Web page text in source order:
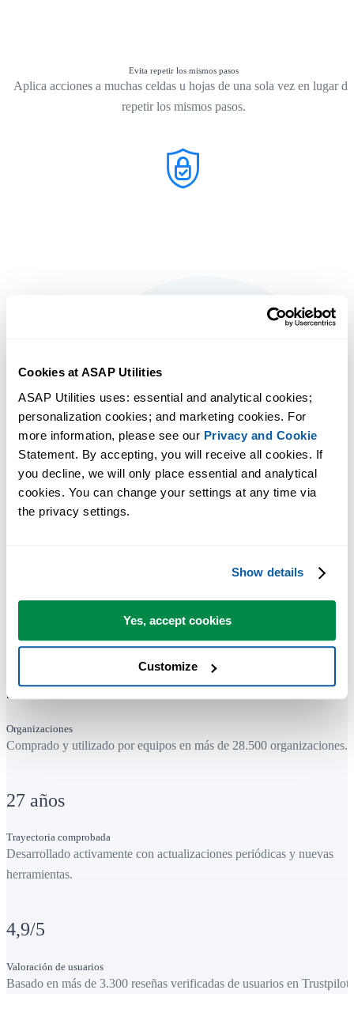
Cookies at ASAP Utilities
ASAP Utilities uses: essential and analytical cookies;
personalization cookies; and marketing cookies. For
more information, please see our Privacy and Cookie
Statement. By accepting, you will receive all cookies. If
you decline, we will only place essential and analytical
cookies. You can change your settings at any time via
the privacy settings.
Show details
Yes, accept cookies
Customize
Evita repetir los mismos pasos
Aplica acciones a muchas celdas u hojas de una sola vez en lugar de
repetir los mismos pasos.
siempre sepas qué esperar.
28.500+
Organizaciones
Comprado y utilizado por equipos en más de 28.500 organizaciones.
27 años
Trayectoria comprobada
Desarrollado activamente con actualizaciones periódicas y nuevas
herramientas.
4,9/5
Valoración de usuarios
Basado en más de 3.300 reseñas verificadas de usuarios en Trustpilot.